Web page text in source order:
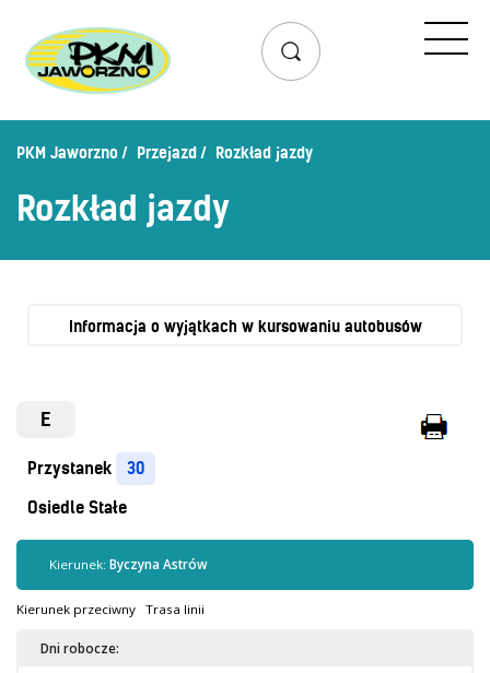
Przejazd
Lista przystanków
Zaplanuj podróż – wyszukiwarka połączeń
Mapa przystanków i połączeń
Schemat linii nocnych
Bilety
Sprzedaż biletów u kierowców
Jaworznicka Karta Miejska
Open Payment System
PKM Jaworzno Przejazd Rozkład jazdy
Rozkład jazdy
Informacja o wyjątkach w kursowaniu autobusów
E
Przystanek 30
Osiedle Stałe
Kierunek: Byczyna Astrów
Kierunek przeciwny Trasa linii
Dni robocze: